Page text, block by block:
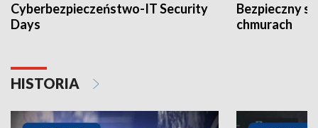
Cyberbezpieczeństwo-IT Security
Days
Bezpieczny
chmurach
HISTORIA